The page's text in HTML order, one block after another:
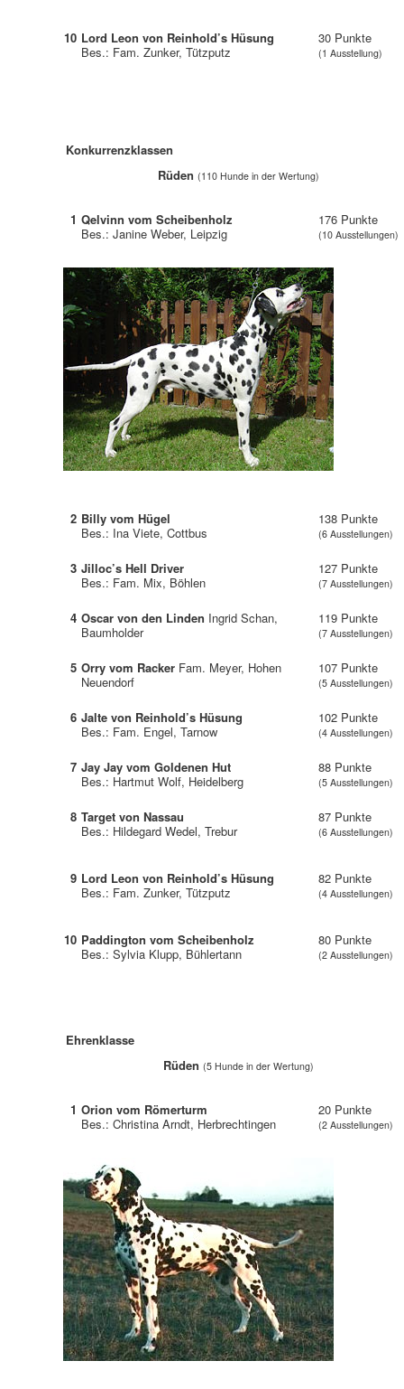
10 Lord Leon von Reinhold’s Hüsung
Bes.: Fam. Zunker, Tützputz
30 Punkte
(1 Ausstellung)
Konkurrenzklassen
Rüden (110 Hunde in der Wertung)
1 Qelvinn vom Scheibenholz
Bes.: Janine Weber, Leipzig
176 Punkte
(10 Ausstellungen)
2 Billy vom Hügel
Bes.: Ina Viete, Cottbus
138 Punkte
(6 Ausstellungen)
3 Jilloc’s Hell Driver
Bes.: Fam. Mix, Böhlen
127 Punkte
(7 Ausstellungen)
4 Oscar von den Linden Ingrid Schan,
Baumholder
119 Punkte
(7 Ausstellungen)
5 Orry vom Racker Fam. Meyer, Hohen
Neuendorf
107 Punkte
(5 Ausstellungen)
6 Jalte von Reinhold’s Hüsung
Bes.: Fam. Engel, Tarnow
102 Punkte
(4 Ausstellungen)
7 Jay Jay vom Goldenen Hut
Bes.: Hartmut Wolf, Heidelberg
88 Punkte
(5 Ausstellungen)
8 Target von Nassau
Bes.: Hildegard Wedel, Trebur
87 Punkte
(6 Ausstellungen)
9 Lord Leon von Reinhold’s Hüsung
Bes.: Fam. Zunker, Tützputz
82 Punkte
(4 Ausstellungen)
10 Paddington vom Scheibenholz
Bes.: Sylvia Klupp, Bühlertann
80 Punkte
(2 Ausstellungen)
Ehrenklasse
Rüden (5 Hunde in der Wertung)
1 Orion vom Römerturm
Bes.: Christina Arndt, Herbrechtingen
20 Punkte
(2 Ausstellungen)